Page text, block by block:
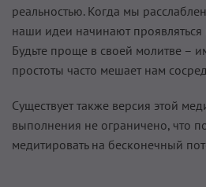
реальностью. Когда мы
наши идеи начинают
Будьте проще в своей молитве –
простоты часто мешает нам
Существует также версия этой
выполнения не ограничено, что
медитировать на бесконечный